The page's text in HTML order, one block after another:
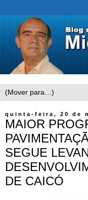
quinta-feira, 20 de
MAIOR
SEGUE
DE CAICÓ